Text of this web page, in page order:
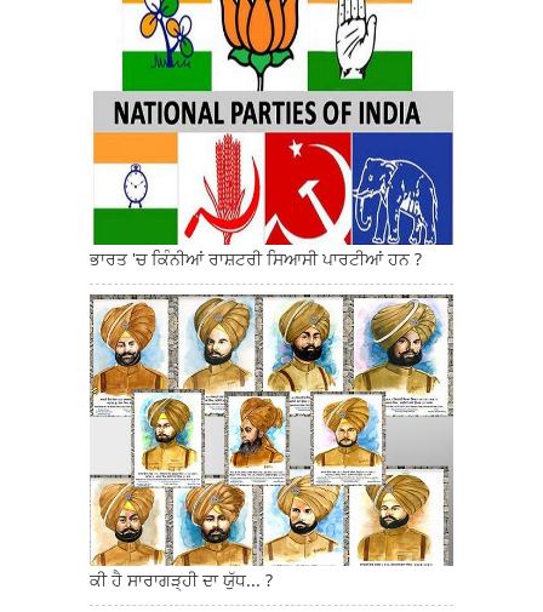
ਭਾਰਤ 'ਚ ਕਿੰਨੀਆਂ ਰਾਸ਼ਟਰੀ ਸਿਆਸੀ ਪਾਰਟੀਆਂ ਹਨ ?
ਕੀ ਹੈ ਸਾਰਾਗੜ੍ਹੀ ਦਾ ਯੁੱਧ... ?